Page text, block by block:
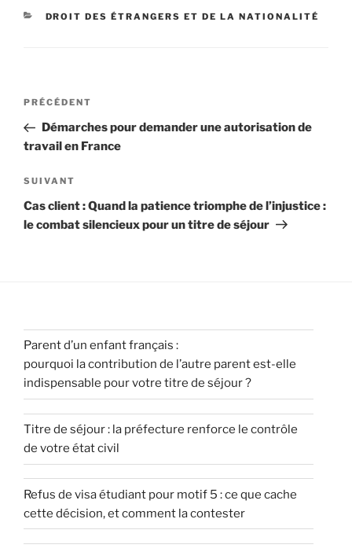
DROIT DES ÉTRANGERS ET DE LA NATIONALITÉ
PRÉCÉDENT
Démarches pour demander une autorisation de
travail en France
SUIVANT
Cas client : Quand la patience triomphe de l’injustice :
le combat silencieux pour un titre de séjour
Parent d’un enfant français :
pourquoi la contribution de l’autre parent est-elle
indispensable pour votre titre de séjour ?
Titre de séjour : la préfecture renforce le contrôle
de votre état civil
Refus de visa étudiant pour motif 5 : ce que cache
cette décision, et comment la contester